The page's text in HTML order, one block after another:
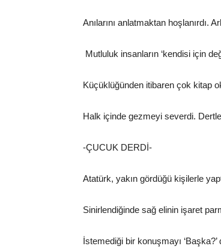
Anılarını anlatmaktan hoşlanırdı.
Mutluluk insanların ‘kendisi için
Küçüklüğünden itibaren çok kitap
Halk içinde gezmeyi severdi.
-ÇUCUK DERDİ-
Atatürk, yakın gördüğü kişilerle
Sinirlendiğinde sağ elinin işaret
İstemediği bir konuşmayı